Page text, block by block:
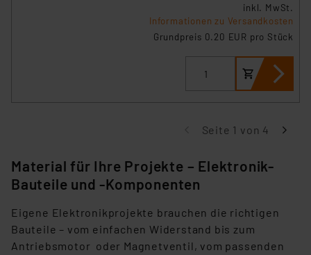
inkl. MwSt.
Informationen zu Versandkosten
Grundpreis 0.20 EUR pro Stück
Seite 1 von 4
Material für Ihre Projekte – Elektronik-
Bauteile und -Komponenten
Eigene Elektronikprojekte brauchen die richtigen
Bauteile – vom einfachen Widerstand bis zum
Antriebsmotor oder Magnetventil, vom passenden